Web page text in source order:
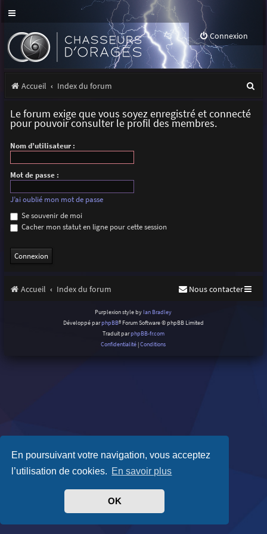
En poursuivant votre navigation, vous acceptez
l’utilisation de cookies. En savoir plus
OK
Connexion
Accueil Index du forum
Le forum exige que vous soyez enregistré et connecté
pour pouvoir consulter le profil des membres.
Nom d’utilisateur :
Mot de passe :
J’ai oublié mon mot de passe
Se souvenir de moi
Cacher mon statut en ligne pour cette session
Accueil Index du forum Nous contacter
Purplexion style by Ian Bradley
Développé parphpBB® Forum Software © phpBB Limited
Traduit parphpBB-fr.com
Confidentialité |Conditions